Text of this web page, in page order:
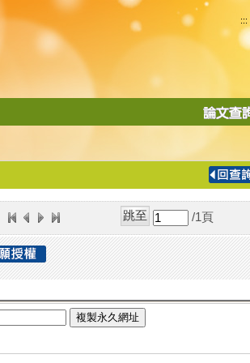
:::
導
/1 頁
複製永久網址